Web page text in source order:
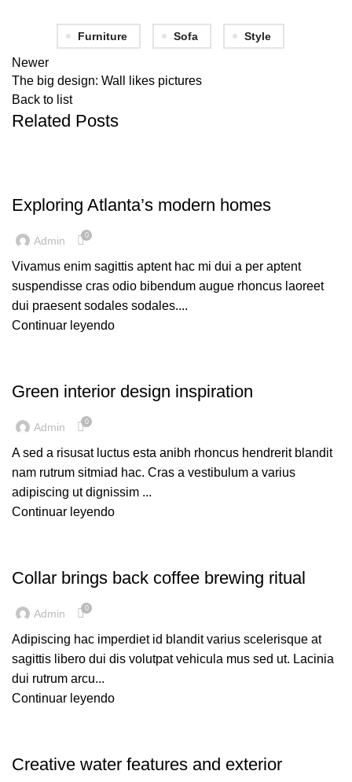
Furniture Sofa Style
Newer
The big design: Wall likes pictures
Back to list
Related Posts
Exploring Atlanta’s modern homes
Admin 0
Vivamus enim sagittis aptent hac mi dui a per aptent
suspendisse cras odio bibendum augue rhoncus laoreet
dui praesent sodales sodales....
Continuar leyendo
Green interior design inspiration
Admin 0
A sed a risusat luctus esta anibh rhoncus hendrerit blandit
nam rutrum sitmiad hac. Cras a vestibulum a varius
adipiscing ut dignissim ...
Continuar leyendo
Collar brings back coffee brewing ritual
Admin 0
Adipiscing hac imperdiet id blandit varius scelerisque at
sagittis libero dui dis volutpat vehicula mus sed ut. Lacinia
dui rutrum arcu...
Continuar leyendo
Creative water features and exterior